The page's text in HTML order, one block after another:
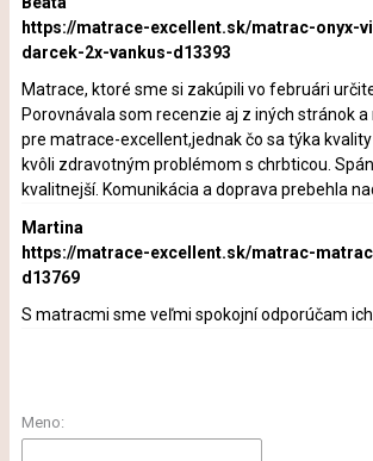
https://matrace-excellent.sk/matrac-onyx-
darcek-2x-vankus-d13393
Matrace, ktoré sme si zakúpili vo februári
Porovnávala som recenzie aj z iných stránok
pre matrace-excellent,jednak čo sa týka kvality
kvôli zdravotným problémom s chrbticou.
kvalitnejší. Komunikácia a doprava prebehla
Martina
https://matrace-excellent.sk/matrac-
d13769
S matracmi sme veľmi spokojní odporúčam ich
Meno: